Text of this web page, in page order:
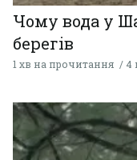
Чому вода у
берегів
1 хв на прочитання 4